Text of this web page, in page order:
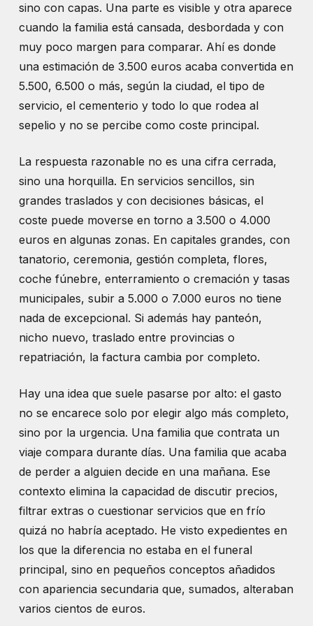
sino con capas. Una parte es visible y otra aparece
cuando la familia está cansada, desbordada y con
muy poco margen para comparar. Ahí es donde
una estimación de 3.500 euros acaba convertida en
5.500, 6.500 o más, según la ciudad, el tipo de
servicio, el cementerio y todo lo que rodea al
sepelio y no se percibe como coste principal.
La respuesta razonable no es una cifra cerrada,
sino una horquilla. En servicios sencillos, sin
grandes traslados y con decisiones básicas, el
coste puede moverse en torno a 3.500 o 4.000
euros en algunas zonas. En capitales grandes, con
tanatorio, ceremonia, gestión completa, flores,
coche fúnebre, enterramiento o cremación y tasas
municipales, subir a 5.000 o 7.000 euros no tiene
nada de excepcional. Si además hay panteón,
nicho nuevo, traslado entre provincias o
repatriación, la factura cambia por completo.
Hay una idea que suele pasarse por alto: el gasto
no se encarece solo por elegir algo más completo,
sino por la urgencia. Una familia que contrata un
viaje compara durante días. Una familia que acaba
de perder a alguien decide en una mañana. Ese
contexto elimina la capacidad de discutir precios,
filtrar extras o cuestionar servicios que en frío
quizá no habría aceptado. He visto expedientes en
los que la diferencia no estaba en el funeral
principal, sino en pequeños conceptos añadidos
con apariencia secundaria que, sumados, alteraban
varios cientos de euros.